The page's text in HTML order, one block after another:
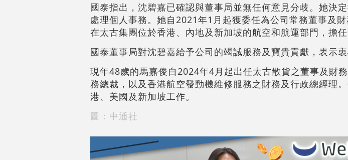
國泰指出，沈碧嘉已確認與董事局並無任何意見分歧。她決
處理個人事務。她自2021年1月起獲委任為公司常務董事及
在太古集團位於香港、內地及新加坡的航空和航運部門，擔任
國泰董事局對沈碧嘉給予公司的竭誠服務及寶貴貢獻，表示
現年48歲的馬嘉俊自2024年4月起出任太古散貨之董事及財
務總裁，以及香港航空發動機維修服務之財務及行政總經理
港、美國及新加坡工作。
圖：中通社